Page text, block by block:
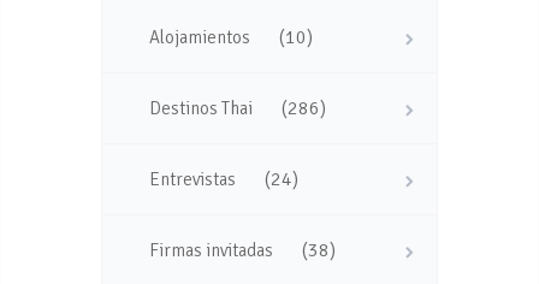
Alojamientos (10)
Destinos Thai (286)
Entrevistas (24)
Firmas invitadas (38)